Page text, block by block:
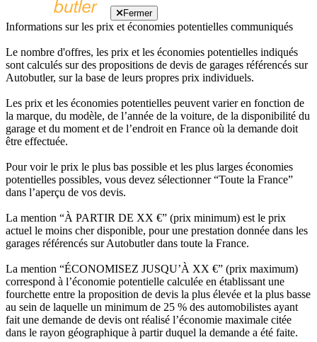
Fermer
Informations sur les prix et économies potentielles communiqués
Le nombre d'offres, les prix et les économies potentielles indiqués
sont calculés sur des propositions de devis de garages référencés sur
Autobutler, sur la base de leurs propres prix individuels.
Les prix et les économies potentielles peuvent varier en fonction de
la marque, du modèle, de l’année de la voiture, de la disponibilité du
garage et du moment et de l’endroit en France où la demande doit
être effectuée.
Pour voir le prix le plus bas possible et les plus larges économies
potentielles possibles, vous devez sélectionner “Toute la France”
dans l’aperçu de vos devis.
La mention “À PARTIR DE XX €” (prix minimum) est le prix
actuel le moins cher disponible, pour une prestation donnée dans les
garages référencés sur Autobutler dans toute la France.
La mention “ÉCONOMISEZ JUSQU’À XX €” (prix maximum)
correspond à l’économie potentielle calculée en établissant une
fourchette entre la proposition de devis la plus élevée et la plus basse
au sein de laquelle un minimum de 25 % des automobilistes ayant
fait une demande de devis ont réalisé l’économie maximale citée
dans le rayon géographique à partir duquel la demande a été faite.